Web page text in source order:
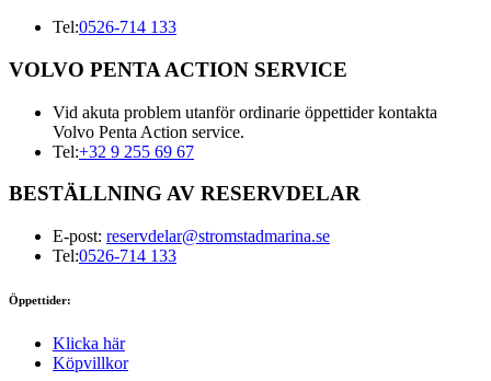
Tel:0526-714 133
VOLVO PENTA ACTION SERVICE
Vid akuta problem utanför ordinarie öppettider kontakta
Volvo Penta Action service.
Tel:+32 9 255 69 67
BESTÄLLNING AV RESERVDELAR
E-post: reservdelar@stromstadmarina.se
Tel:0526-714 133
Öppettider:
Klicka här
Köpvillkor